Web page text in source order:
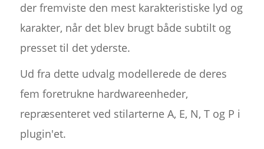
der fremviste den mest karakteristiske lyd og
karakter, når det blev brugt både subtilt og
presset til det yderste.
Ud fra dette udvalg modellerede de deres
fem foretrukne hardwareenheder,
repræsenteret ved stilarterne A, E, N, T og P i
plugin'et.